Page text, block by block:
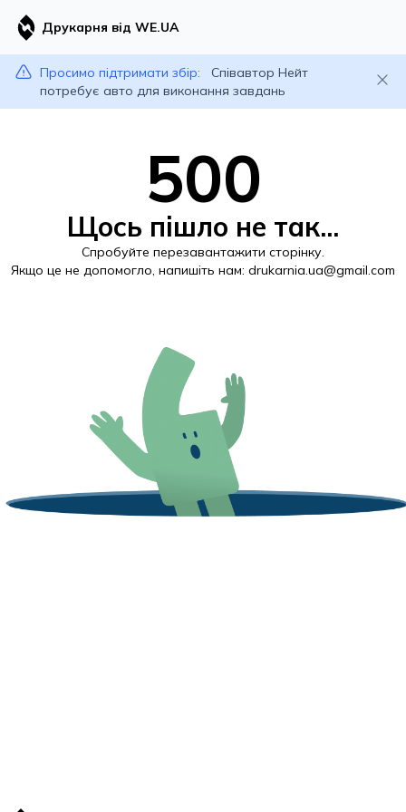
Друкарня від WE.UA
Просимо підтримати збір:
Співавтор Нейт
потребує авто для виконання завдань
500
Щось пішло не так...
Спробуйте перезавантажити сторінку.
Якщо це не допомогло, напишіть нам: drukarnia.ua@gmail.com